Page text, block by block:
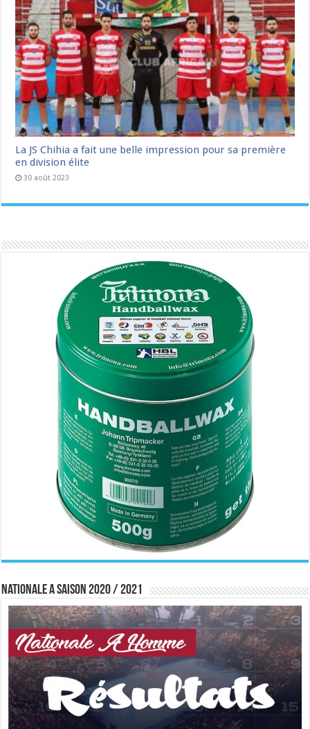
La JS Chihia a fait une belle impression pour sa première
en division élite
30 août 2023
Nationale A saison 2020 / 2021